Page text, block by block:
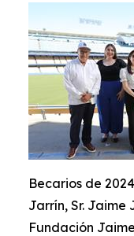
Becarios de
Jarrín, Sr. Jaime
Fundación